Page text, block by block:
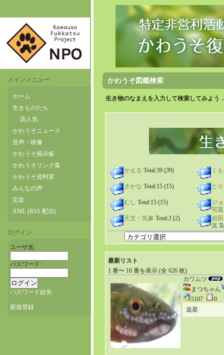
メインメニュー
ホーム
生きものたち
高人気
かわうそニュース
音声・映像
かわうそ掲示板
かわうそリンク集
かわうそ資料室
みんなの声
定款
XML (RSS 配信)
ログイン
ユーザ名:
パスワード:
パスワード紛失
新規登録
かわうそ図鑑検索
生き物のなまえを入力して検索してみよう
かえる Total:39 (39) くも
さかな Total:15 (15) とり
むし Total:15 (15)
ジ
写真
天文・気象 Total:2 (2)
岩
真
最新リスト
1 番〜 10 番を表示 (全 626 枚)
カワムツ
まつちゃん
5107
0
追星